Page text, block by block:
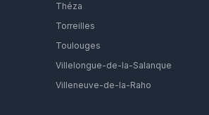
Théza
Torreilles
Toulouges
Villelongue-de-la-Salanque
Villeneuve-de-la-Raho